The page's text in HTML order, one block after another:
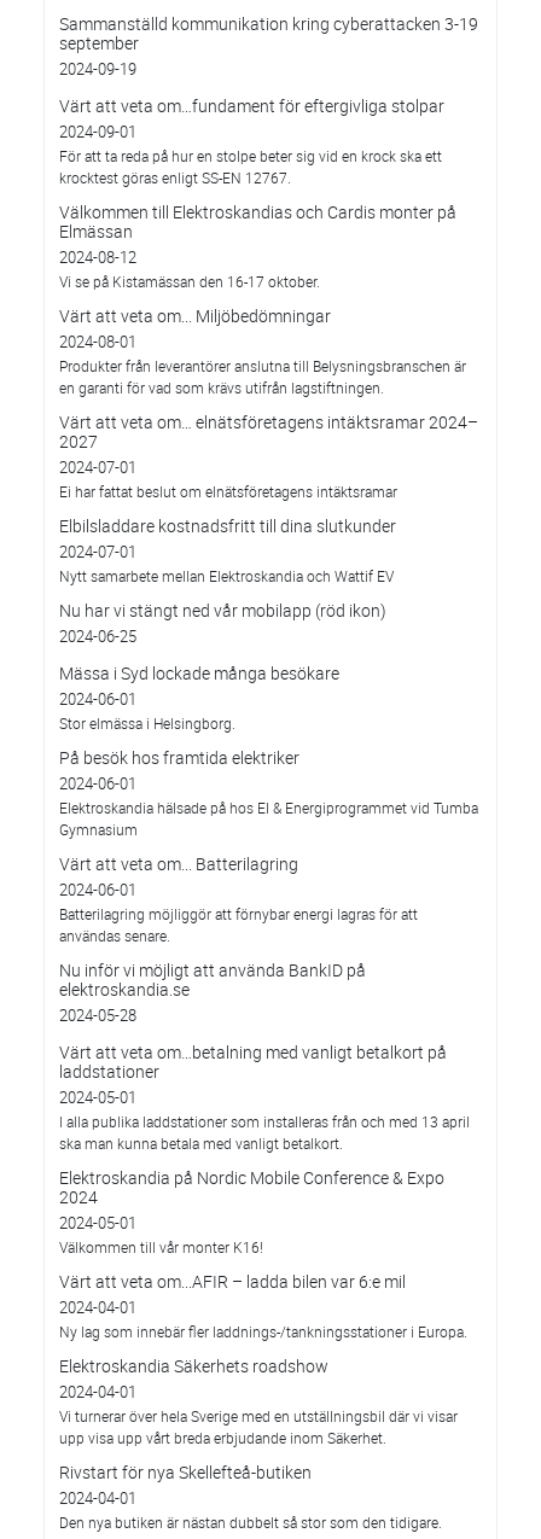
Sammanställd kommunikation kring cyberattacken 3-19
september
2024-09-19
Värt att veta om…fundament för eftergivliga stolpar
2024-09-01
För att ta reda på hur en stolpe beter sig vid en krock ska ett
krocktest göras enligt SS-EN 12767.
Välkommen till Elektroskandias och Cardis monter på
Elmässan
2024-08-12
Vi se på Kistamässan den 16-17 oktober.
Värt att veta om... Miljöbedömningar
2024-08-01
Produkter från leverantörer anslutna till Belysningsbranschen är
en garanti för vad som krävs utifrån lagstiftningen.
Värt att veta om… elnätsföretagens intäktsramar 2024–
2027
2024-07-01
Ei har fattat beslut om elnätsföretagens intäktsramar
Elbilsladdare kostnadsfritt till dina slutkunder
2024-07-01
Nytt samarbete mellan Elektroskandia och Wattif EV
Nu har vi stängt ned vår mobilapp (röd ikon)
2024-06-25
Mässa i Syd lockade många besökare
2024-06-01
Stor elmässa i Helsingborg.
På besök hos framtida elektriker
2024-06-01
Elektroskandia hälsade på hos El & Energiprogrammet vid Tumba
Gymnasium
Värt att veta om... Batterilagring
2024-06-01
Batterilagring möjliggör att förnybar energi lagras för att
användas senare.
Nu inför vi möjligt att använda BankID på
elektroskandia.se
2024-05-28
Värt att veta om…betalning med vanligt betalkort på
laddstationer
2024-05-01
I alla publika laddstationer som installeras från och med 13 april
ska man kunna betala med vanligt betalkort.
Elektroskandia på Nordic Mobile Conference & Expo
2024
2024-05-01
Välkommen till vår monter K16!
Värt att veta om...AFIR – ladda bilen var 6:e mil
2024-04-01
Ny lag som innebär fler laddnings-/tankningsstationer i Europa.
Elektroskandia Säkerhets roadshow
2024-04-01
Vi turnerar över hela Sverige med en utställningsbil där vi visar
upp visa upp vårt breda erbjudande inom Säkerhet.
Rivstart för nya Skellefteå-butiken
2024-04-01
Den nya butiken är nästan dubbelt så stor som den tidigare.